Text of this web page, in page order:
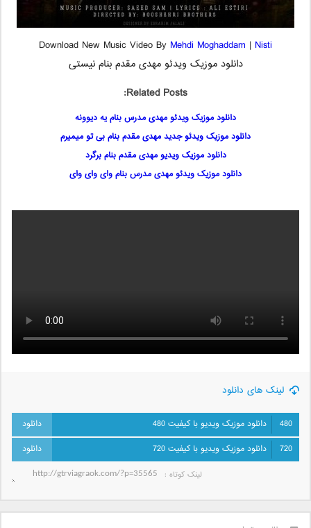
Download New Music Video By Mehdi Moghaddam | Nisti
دانلود موزیک ویدئو مهدی مقدم بنام نیستی
Related Posts:
دانلود موزیک ویدئو مهدی مدرس بنام یه دیوونه
دانلود موزیک ویدئو جدید مهدی مقدم بنام بی تو میمیرم
دانلود موزیک ویدیو مهدی مقدم بنام برگرد
دانلود موزیک ویدئو مهدی مدرس بنام وای وای وای
لینک های دانلود
480
دانلود موزیک ویدیو با کیفیت 480
720
دانلود موزیک ویدیو با کیفیت 720
لینک کوتاه‌ :